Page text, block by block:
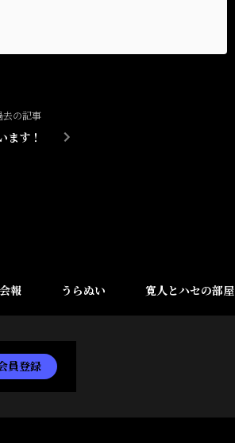
去の記事
ます！
報 うらぬい 寛人とハセの部屋
員登録